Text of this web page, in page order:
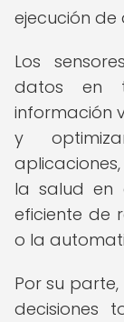
ejecución de
Los
datos en
información
y
la salud en
eficiente de
o la
Por su
decisiones